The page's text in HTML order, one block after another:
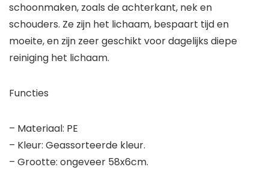
schoonmaken, zoals de achterkant, nek en
schouders. Ze zijn het lichaam, bespaart tijd en
moeite, en zijn zeer geschikt voor dagelijks diepe
reiniging het lichaam.
Functies
– Materiaal: PE
– Kleur: Geassorteerde kleur.
– Grootte: ongeveer 58x6cm.